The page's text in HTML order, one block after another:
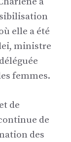
elle a été
ministre
femmes.
de
de
des